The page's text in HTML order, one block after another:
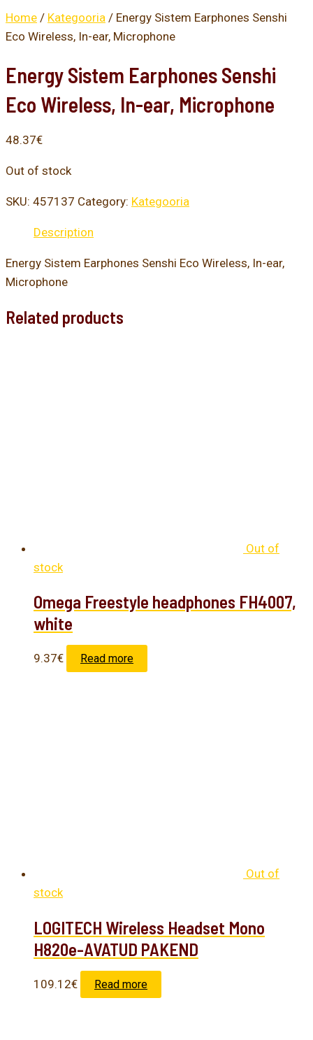
Home / Kategooria / Energy Sistem Earphones Senshi
Eco Wireless, In-ear, Microphone
Energy Sistem Earphones Senshi
Eco Wireless, In-ear, Microphone
48.37€
Out of stock
SKU: 457137 Category: Kategooria
Description
Energy Sistem Earphones Senshi Eco Wireless, In-ear,
Microphone
Related products
Out of
stock
Omega Freestyle headphones FH4007,
white
9.37€ Read more
Out of
stock
LOGITECH Wireless Headset Mono
H820e-AVATUD PAKEND
109.12€ Read more